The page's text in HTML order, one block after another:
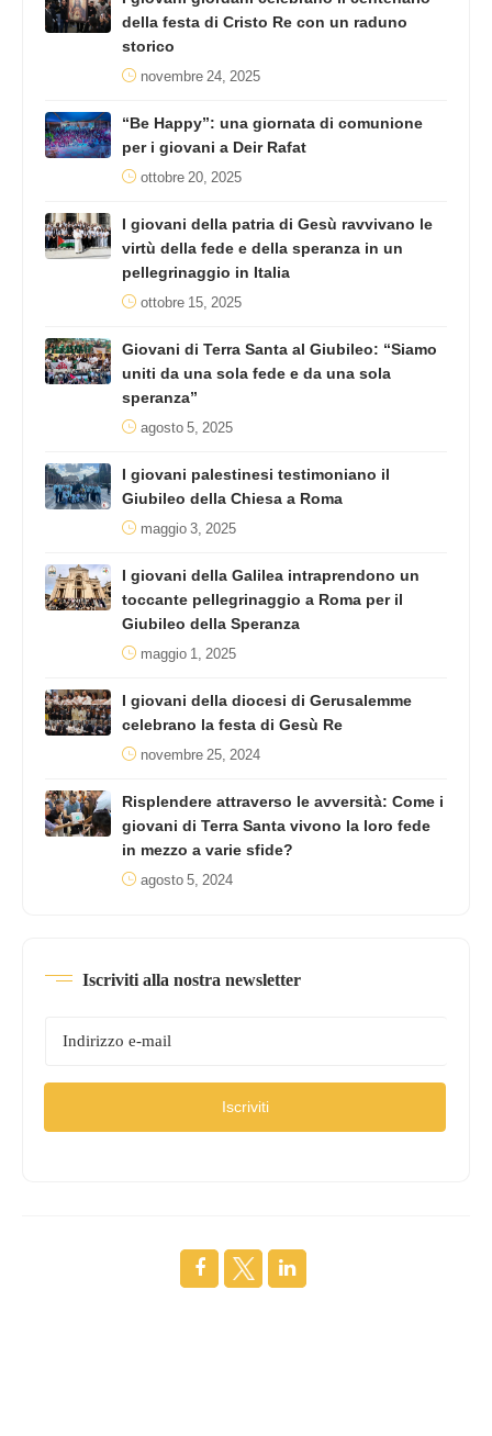
della festa di Cristo Re con un raduno
storico
novembre 24, 2025
“Be Happy”: una giornata di comunione
per i giovani a Deir Rafat
ottobre 20, 2025
I giovani della patria di Gesù ravvivano le
virtù della fede e della speranza in un
pellegrinaggio in Italia
ottobre 15, 2025
Giovani di Terra Santa al Giubileo: “Siamo
uniti da una sola fede e da una sola
speranza”
agosto 5, 2025
I giovani palestinesi testimoniano il
Giubileo della Chiesa a Roma
maggio 3, 2025
I giovani della Galilea intraprendono un
toccante pellegrinaggio a Roma per il
Giubileo della Speranza
maggio 1, 2025
I giovani della diocesi di Gerusalemme
celebrano la festa di Gesù Re
novembre 25, 2024
Risplendere attraverso le avversità: Come i
giovani di Terra Santa vivono la loro fede
in mezzo a varie sfide?
agosto 5, 2024
Iscriviti alla nostra newsletter
Iscriviti